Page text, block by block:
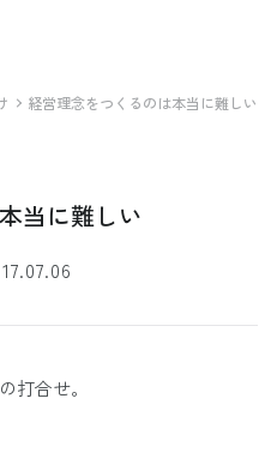
経営理念をつくるのは本当に難しい
当に難しい
打合せ。